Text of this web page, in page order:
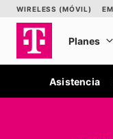
Asistencia